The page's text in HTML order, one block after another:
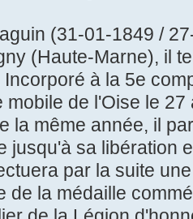
(31-01-1849 /
(Haute-Marne), il
à la 5e
mobile de l'Oise le
la même année, il
jusqu'à sa libération
par la suite
de la médaille